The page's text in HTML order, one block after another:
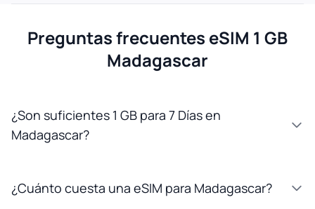
Preguntas frecuentes eSIM 1 GB
Madagascar
¿Son suficientes 1 GB para 7 Días en
Madagascar?
¿Cuánto cuesta una eSIM para Madagascar?